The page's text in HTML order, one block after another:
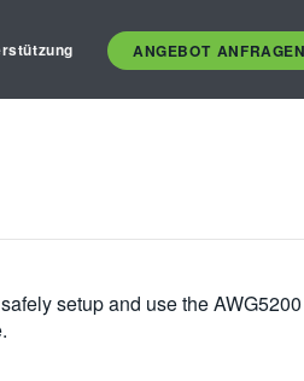
ANGEBOT ANFRAGEN
setup and use the